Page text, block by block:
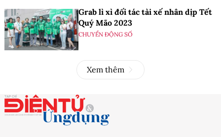
Grab lì xì đối tác tài xế nhân dịp Tết
Quý Mão 2023
CHUYỂN ĐỘNG SỐ
Xem thêm